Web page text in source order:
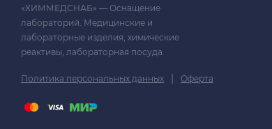
«ХИММЕДСНАБ» — Оснащение
лабораторий. Медицинские и
лабораторные изделия, химические
реактивы, лабораторная посуда.
Политика персональных данных Оферта